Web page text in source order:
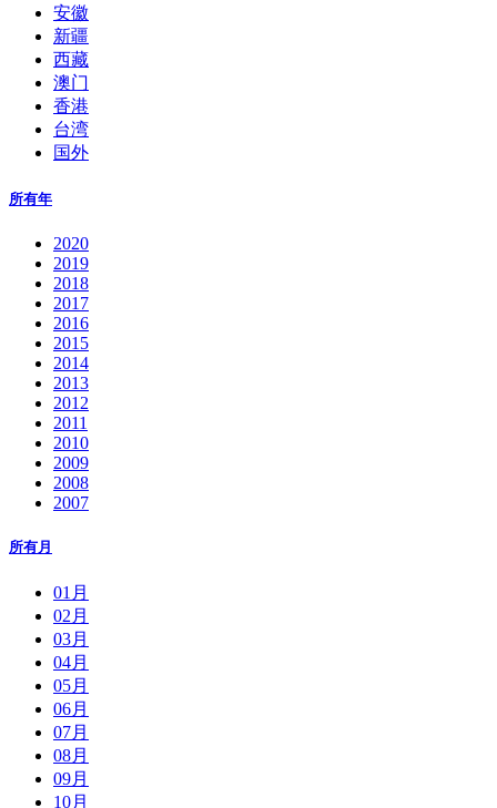
安徽
新疆
西藏
澳门
香港
台湾
国外
所有年
2020
2019
2018
2017
2016
2015
2014
2013
2012
2011
2010
2009
2008
2007
所有月
01月
02月
03月
04月
05月
06月
07月
08月
09月
10月